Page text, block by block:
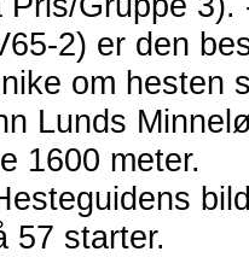
2) er den
om hesten
Lunds
1600 meter.
57 starter.